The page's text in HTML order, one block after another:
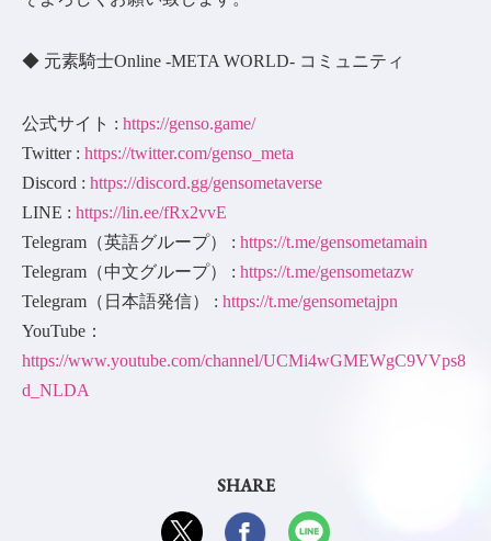
◆ 元素騎士Online -META WORLD- コミュニティ
公式サイト : https://genso.game/
Twitter : https://twitter.com/genso_meta
Discord : https://discord.gg/gensometaverse
LINE : https://lin.ee/fRx2vvE
Telegram（英語グループ） : https://t.me/gensometamain
Telegram（中文グループ） : https://t.me/gensometazw
Telegram（日本語発信） : https://t.me/gensometajpn
YouTube：
https://www.youtube.com/channel/UCMi4wGMEWgC9VVps8
d_NLDA
SHARE